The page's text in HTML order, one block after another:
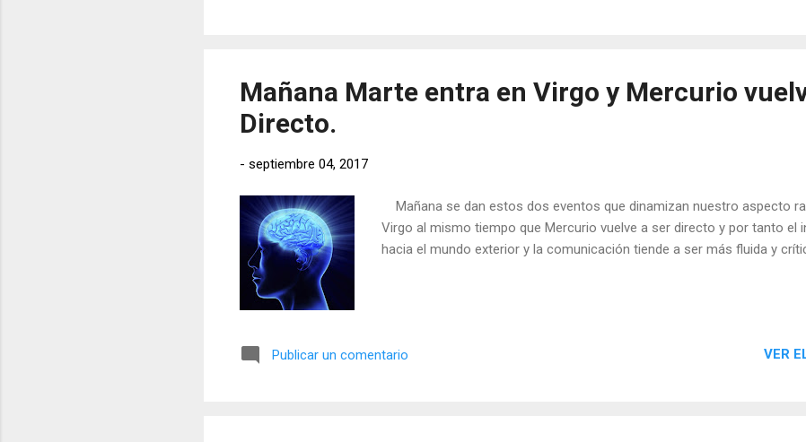
Mañana Marte entra en Virgo y Mercurio
Directo.
- septiembre 04, 2017
Mañana se dan estos dos eventos que dinamizan nuestro aspecto
Virgo al mismo tiempo que Mercurio vuelve a ser directo y por tanto el
hacia el mundo exterior y la comunicación tiende a ser más fluida y
Publicar un comentario VER